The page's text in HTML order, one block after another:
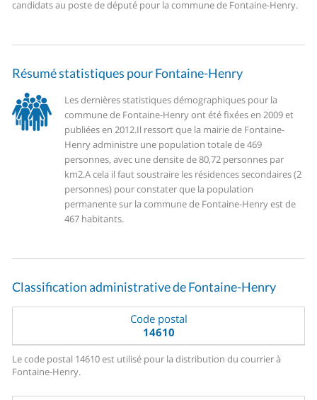
candidats au poste de député pour la commune de Fontaine-Henry.
Résumé statistiques pour Fontaine-Henry
Les dernières statistiques démographiques pour la
commune de Fontaine-Henry ont été fixées en 2009 et
publiées en 2012.Il ressort que la mairie de Fontaine-
Henry administre une population totale de 469
personnes, avec une densite de 80,72 personnes par
km2.A cela il faut soustraire les résidences secondaires (2
personnes) pour constater que la population
permanente sur la commune de Fontaine-Henry est de
467 habitants.
Classification administrative de Fontaine-Henry
Code postal
14610
Le code postal 14610 est utilisé pour la distribution du courrier à
Fontaine-Henry.